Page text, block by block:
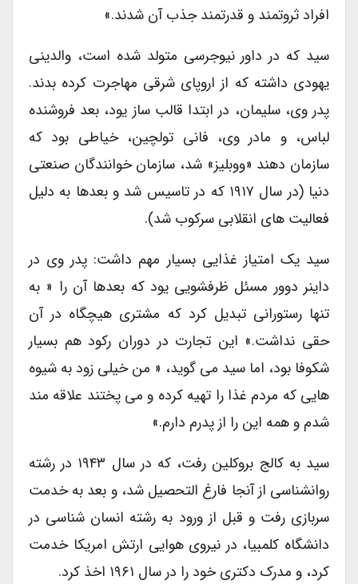
افراد ثروتمند و قدرتمند جذب آن شدند.»
سید که در داور نیوجرسی متولد شده است، والدینی
یهودی داشته که از اروپای شرقی مهاجرت کرده بدند.
پدر وی، سلیمان، در ابتدا قالب ساز یود، بعد فروشنده
لباس، و مادر وی، فانی تولچین، خیاطی بود که
سازمان دهند «ووبلیز» شد، سازمان خوانندگان صنعتی
دنیا (در سال ۱۹۱۷ که در تاسیس شد و بعدها به دلیل
فعالیت های انقلابی سرکوب شد).
سید یک امتیاز غذایی بسیار مهم داشت: پدر وی در
داینر دوور مسئل ظرفشویی یود که بعدها آن را « به
تنها رستورانی تبدیل کرد که مشتری هیچگاه در آن
حقی نداشت.» این تجارت در دوران رکود هم بسیار
شکوفا بود، اما سید می گوید، « من ­خیلی زود به شیوه
هایی که مردم غذا را تهیه کرده و می پختند علاقه مند
شدم و همه این را از پدرم دارم.»
سید به کالج بروکلین رفت، که در سال ۱۹۴۳ در رشته
روانشناسی از آنجا فارغ التحصیل شد، و بعد به خدمت
سربازی رفت و قبل از ورود به رشته انسان شناسی در
دانشگاه کلمبیا، در نیروی هوایی ارتش امریکا خدمت
کرد، و مدرک دکتری خود را در سال ۱۹۶۱ اخذ کرد.